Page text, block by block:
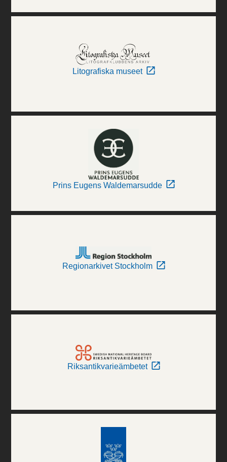
Litografiska museet
Prins Eugens Waldemarsudde
Regionarkivet Stockholm
Riksantikvarieämbetet